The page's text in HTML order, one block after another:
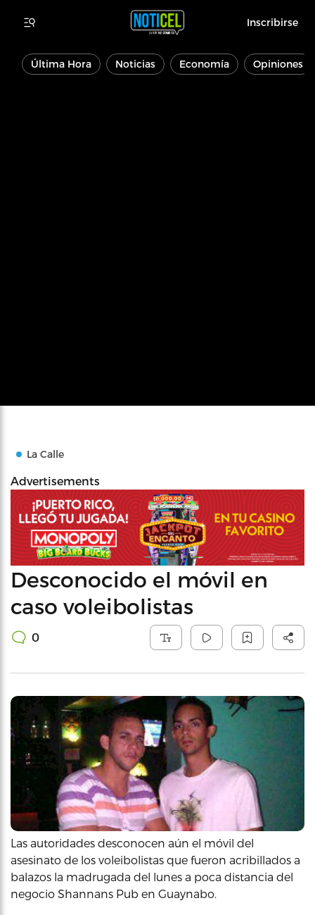
Inscribirse
Última Hora Noticias Economía Opiniones
La Calle
Advertisements
Desconocido el móvil en
caso voleibolistas
0
Las autoridades desconocen aún el móvil del
asesinato de los voleibolistas que fueron acribillados a
balazos la madrugada del lunes a poca distancia del
negocio Shannans Pub en Guaynabo.